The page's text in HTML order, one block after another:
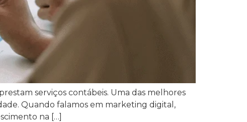
serviços contábeis. Uma das melhores
Quando falamos em marketing digital,
na […]